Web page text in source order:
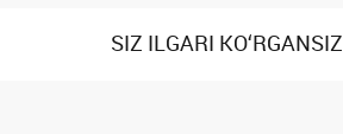
SIZ ILGARI KO‘RGANSIZ